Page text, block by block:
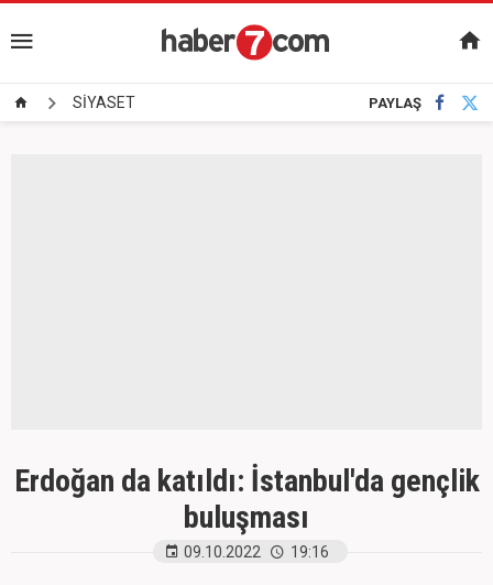
SİYASET PAYLAŞ
Erdoğan da katıldı: İstanbul'da gençlik
buluşması
09.10.2022 19:16